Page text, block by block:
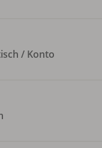
/ Konto